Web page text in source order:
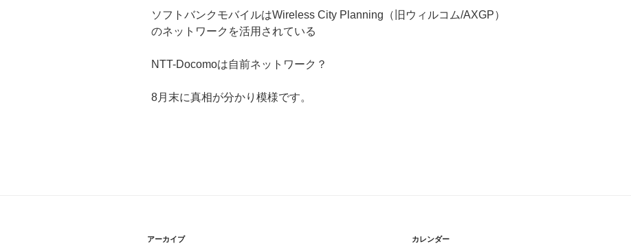
ソフトバンクモバイルはWireless City Planning（旧ウィルコム/AXGP）
のネットワークを活用されている
NTT-Docomoは自前ネットワーク？
8月末に真相が分かり模様です。
アーカイブ カレンダー